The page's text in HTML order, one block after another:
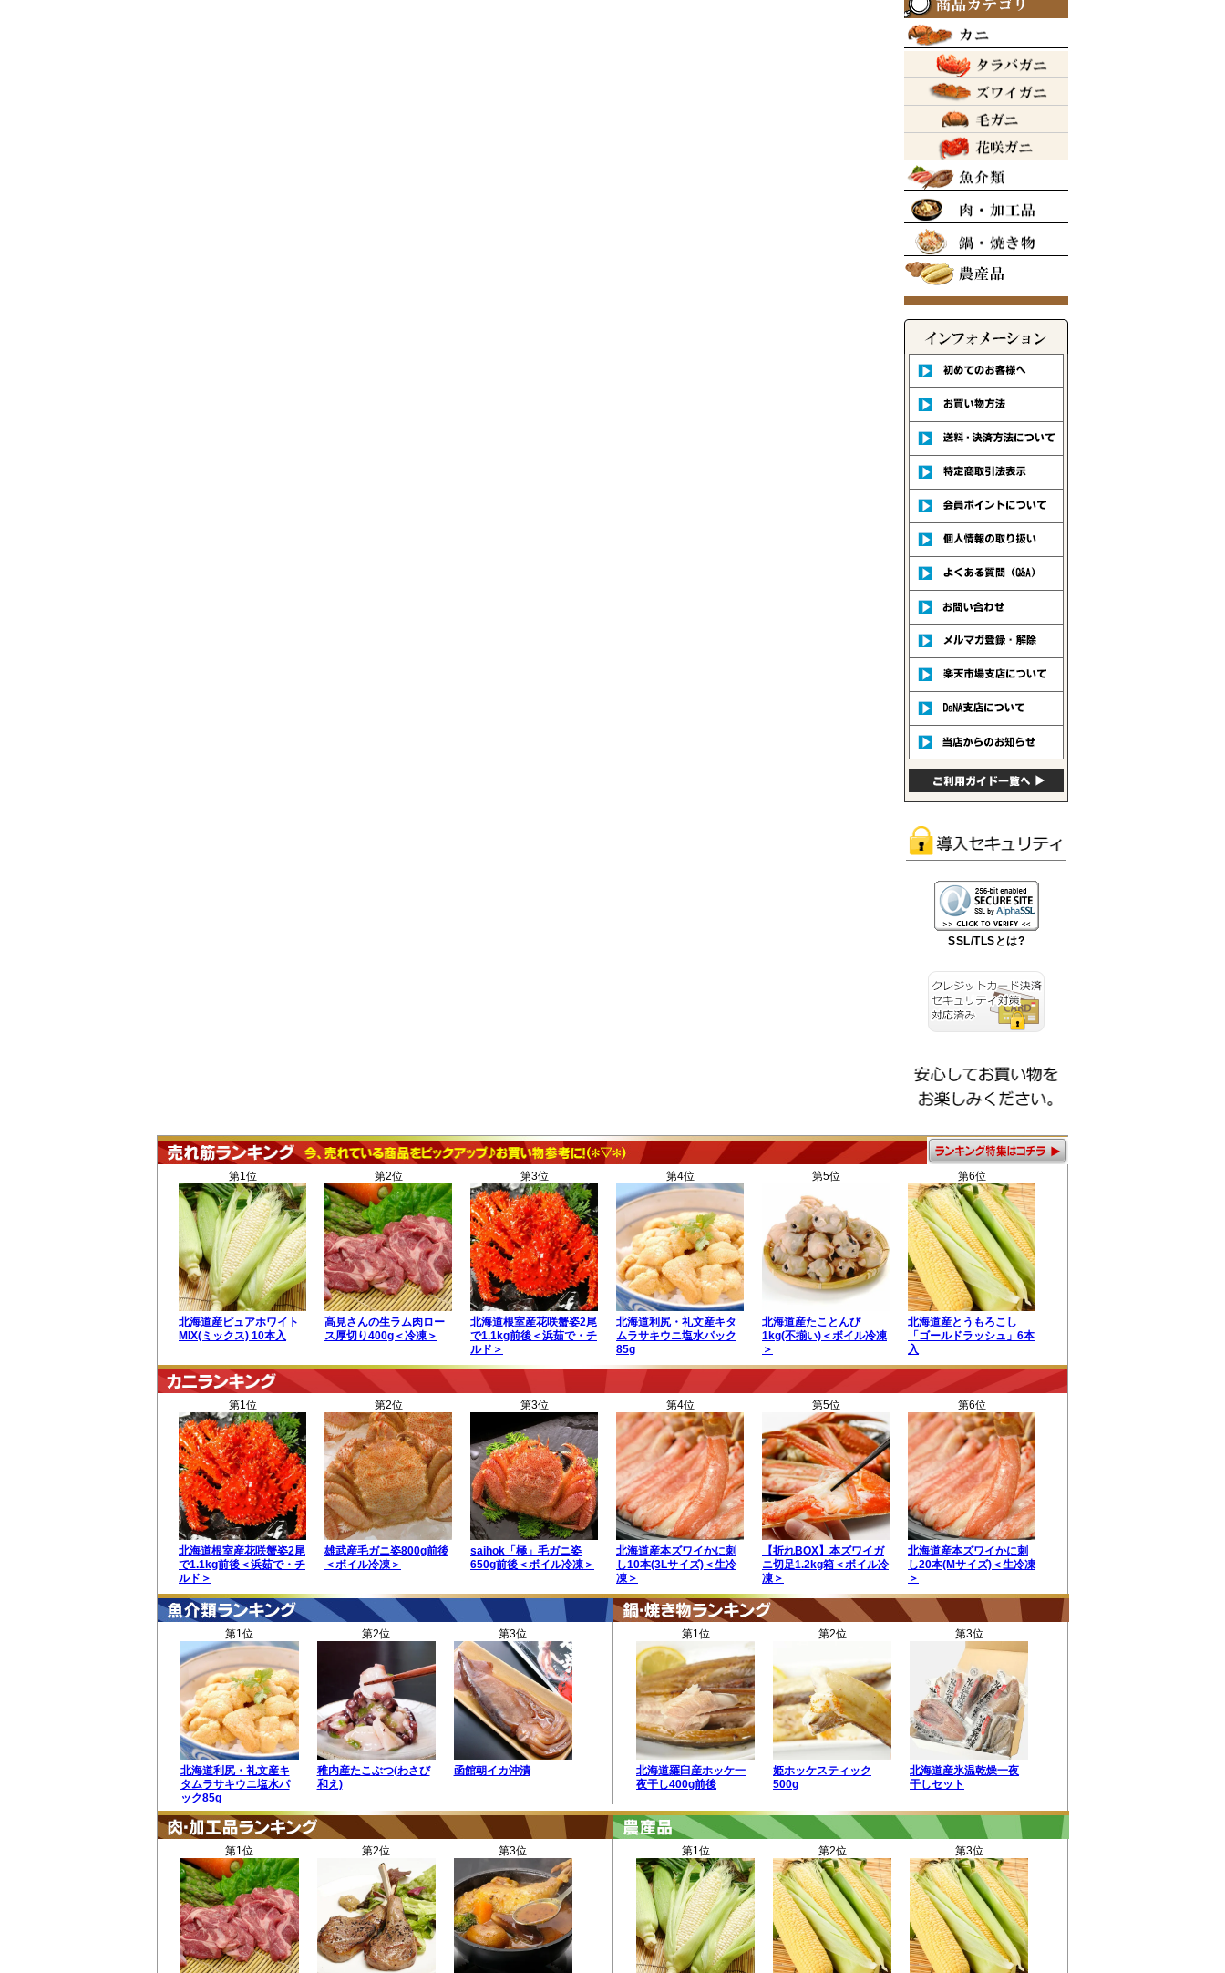
SSL/TLSとは?
第1位
北海道産ピュアホワイト
MIX(ミックス) 10本入
第2位
高見さんの生ラム肉ロー
ス厚切り400g＜冷凍＞
第3位
北海道根室産花咲蟹姿2尾
で1.1kg前後＜浜茹で・チ
ルド＞
第4位
北海道利尻・礼文産キタ
ムラサキウニ塩水パック
85g
第5位
北海道産たことんび
1kg(不揃い)＜ボイル冷凍
＞
第6位
北海道産とうもろこし
「ゴールドラッシュ」6本
入
第1位
北海道根室産花咲蟹姿2尾
で1.1kg前後＜浜茹で・チ
ルド＞
第2位
雄武産毛ガニ姿800g前後
＜ボイル冷凍＞
第3位
saihok「極」毛ガニ姿
650g前後＜ボイル冷凍＞
第4位
北海道産本ズワイかに刺
し10本(3Lサイズ)＜生冷
凍＞
第5位
【折れBOX】本ズワイガ
ニ切足1.2kg箱＜ボイル冷
凍＞
第6位
北海道産本ズワイかに刺
し20本(Mサイズ)＜生冷凍
＞
第1位
北海道利尻・礼文産キ
タムラサキウニ塩水パ
ック85g
第2位
稚内産たこぶつ(わさび
和え)
第3位
函館朝イカ沖漬
第1位
北海道羅臼産ホッケ一
夜干し400g前後
第2位
姫ホッケスティック
500g
第3位
北海道産氷温乾燥一夜
干しセット
第1位 第2位 第3位 第1位 第2位 第3位